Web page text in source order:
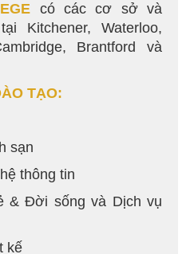
có các cơ sở và
Kitchener, Waterloo,
Brantford và
TẠO:
sạn
thông tin
& Đời sống và Dịch vụ
kế